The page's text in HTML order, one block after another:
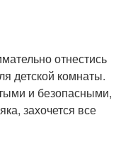
отнестись
детской комнаты.
и безопасными,
захочется все